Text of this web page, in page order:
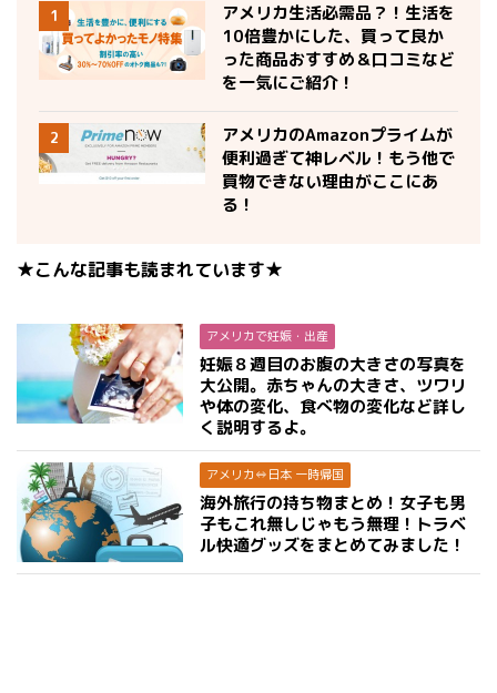
1
アメリカ生活必需品？！生活を
10倍豊かにした、買って良か
った商品おすすめ＆口コミなど
を一気にご紹介！
2
アメリカのAmazonプライムが
便利過ぎて神レベル！もう他で
買物できない理由がここにあ
る！
★こんな記事も読まれています★
アメリカで妊娠・出産
妊娠８週目のお腹の大きさの写真を
大公開。赤ちゃんの大きさ、ツワリ
や体の変化、食べ物の変化など詳し
く説明するよ。
アメリカ⇔日本 一時帰国
海外旅行の持ち物まとめ！女子も男
子もこれ無しじゃもう無理！トラベ
ル快適グッズをまとめてみました！